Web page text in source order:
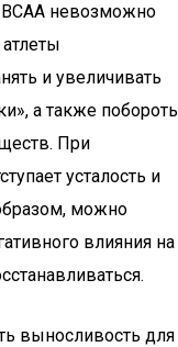
невозможно
и увеличивать
а также побороть
При
усталость и
можно
влияния на
выносливость для